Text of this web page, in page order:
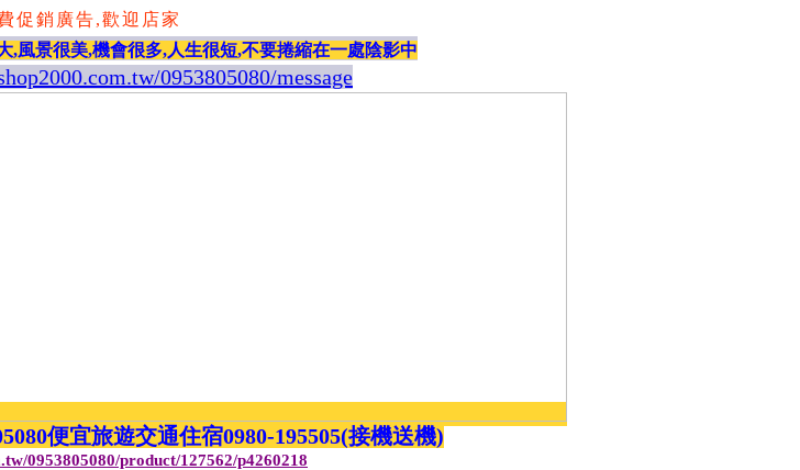
廣告,歡迎店家,歡迎需求旅人,免費幫推,免費代尋,幫訂房
,風景很美,機會很多,人生很短,不要捲縮在一處陰影中
0953805080/message
便宜旅遊交通住宿0980-195505(接機送機)
0953805080/product/127562/p4260218